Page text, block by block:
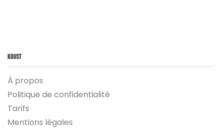
Koust
À propos
Politique de confidentialité
Tarifs
Mentions légales